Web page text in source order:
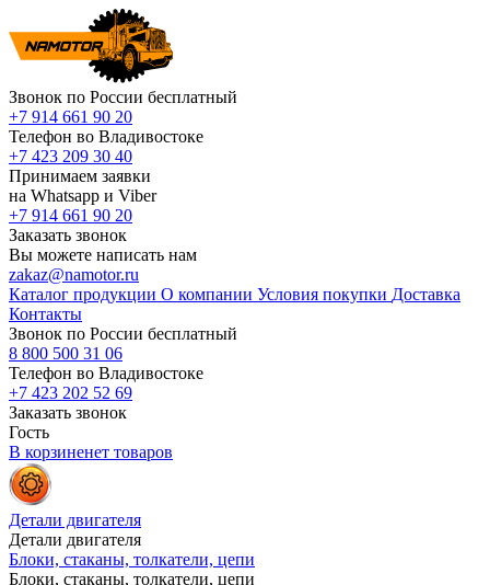
Звонок по России бесплатный
+7 914 661 90 20
Телефон во Владивостоке
+7 423 209 30 40
Принимаем заявки
на Whatsapp и Viber
+7 914 661 90 20
Заказать звонок
Вы можете написать нам
zakaz@namotor.ru
Каталог продукции О компании Условия покупки Доставка
Контакты
Звонок по России бесплатный
8 800 500 31 06
Телефон во Владивостоке
+7 423 202 52 69
Заказать звонок
Гость
В корзиненет товаров
Детали двигателя
Детали двигателя
Блоки, стаканы, толкатели, цепи
Блоки, стаканы, толкатели, цепи